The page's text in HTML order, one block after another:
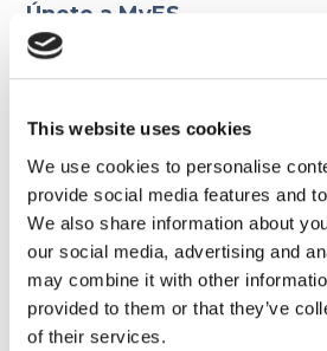
This website uses cookies
We use cookies to personalise
provide social media features and
We also share information about
our social media, advertising and
may combine it with other
provided to them or that they’ve
of their services.
Únete a MyES.
Las horas en inglés.
time is it?
12 FEBRERO 2024
Beneficios de ser
11